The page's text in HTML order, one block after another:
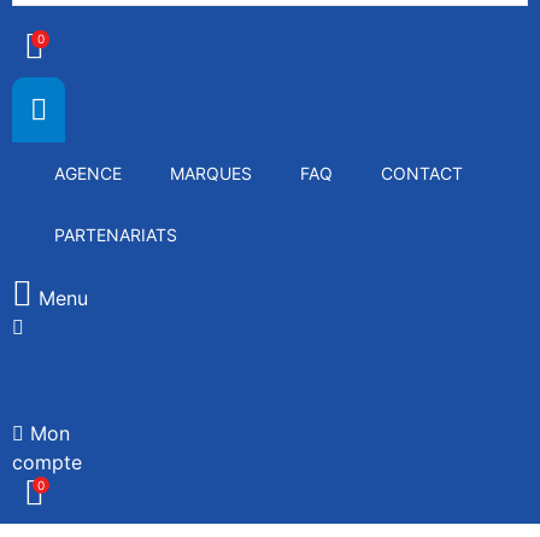
0
AGENCE MARQUES FAQ CONTACT
PARTENARIATS
Menu
Mon
compte
0